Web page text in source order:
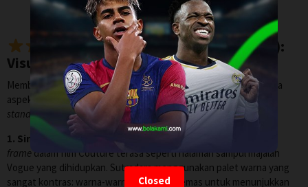
Closed
Review Film Couture (2025):
Visual Memukau, Cerita Mengoyak Jiwa
Membicarakanreview Couture 2025, kita harus membahas tiga
aspek teknis utama yang membuat film ini layak mendapatkan
standing ovation.
1. Sinematografi dan Desain Produksi yang Mewah
frame dalam film Couture terasa seperti halaman sampul majalah
Vogue yang dihidupkan. Sutradara menggunakan palet warna yang
sangat kontras: warna-warna pastel dan emas untuk menunjukkan